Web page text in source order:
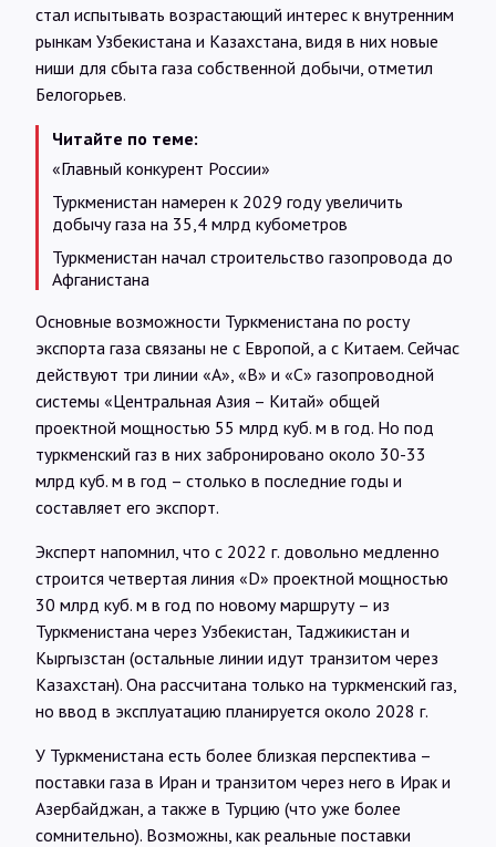
стал испытывать возрастающий интерес к внутренним
рынкам Узбекистана и Казахстана, видя в них новые
ниши для сбыта газа собственной добычи, отметил
Белогорьев.
Читайте по теме:
«Главный конкурент России»
Туркменистан намерен к 2029 году увеличить
добычу газа на 35,4 млрд кубометров
Туркменистан начал строительство газопровода до
Афганистана
Основные возможности Туркменистана по росту
экспорта газа связаны не с Европой, а с Китаем. Сейчас
действуют три линии «А», «В» и «С» газопроводной
системы «Центральная Азия – Китай» общей
проектной мощностью 55 млрд куб. м в год. Но под
туркменский газ в них забронировано около 30-33
млрд куб. м в год – столько в последние годы и
составляет его экспорт.
Эксперт напомнил, что с 2022 г. довольно медленно
строится четвертая линия «D» проектной мощностью
30 млрд куб. м в год по новому маршруту – из
Туркменистана через Узбекистан, Таджикистан и
Кыргызстан (остальные линии идут транзитом через
Казахстан). Она рассчитана только на туркменский газ,
но ввод в эксплуатацию планируется около 2028 г.
У Туркменистана есть более близкая перспектива –
поставки газа в Иран и транзитом через него в Ирак и
Азербайджан, а также в Турцию (что уже более
сомнительно). Возможны, как реальные поставки